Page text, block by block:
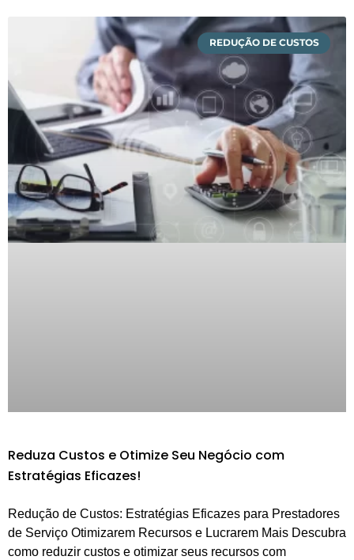
REDUÇÃO DE CUSTOS
Reduza Custos e Otimize Seu Negócio com
Estratégias Eficazes!
Redução de Custos: Estratégias Eficazes para Prestadores
de Serviço Otimizarem Recursos e Lucrarem Mais Descubra
como reduzir custos e otimizar seus recursos com